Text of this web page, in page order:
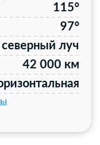
115°
97°
северный луч
42 000 км